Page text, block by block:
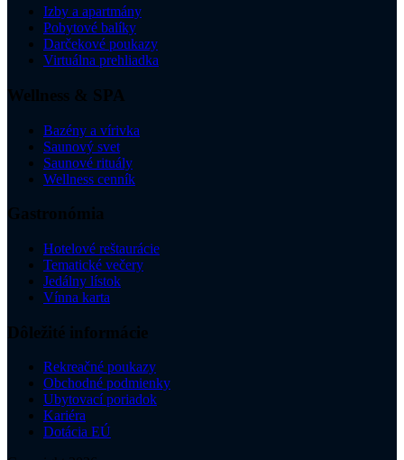
Izby a apartmány
Pobytové balíky
Darčekové poukazy
Virtuálna prehliadka
Wellness & SPA
Bazény a vírivka
Saunový svet
Saunové rituály
Wellness cenník
Gastronómia
Hotelové reštaurácie
Tematické večery
Jedálny lístok
Vínna karta
Dôležité informácie
Rekreačné poukazy
Obchodné podmienky
Ubytovací poriadok
Kariéra
Dotácia EÚ